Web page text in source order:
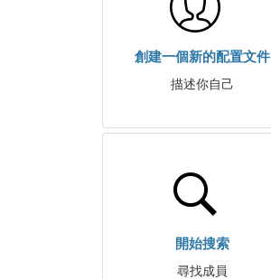
創建一個新的配置文件
描述你自己
開始搜索
尋找成員